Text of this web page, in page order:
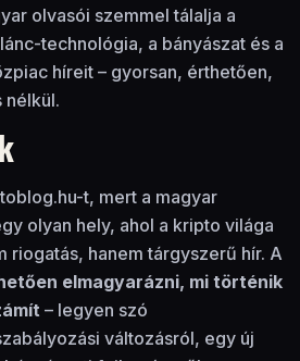
olvasói szemmel tálalja a
technológia, a bányászat és a
híreit – gyorsan, érthetően,
nélkül.
t, mert a magyar
olyan hely, ahol a kripto világa
riogatás, hanem tárgyszerű hír. A
elmagyarázni, mi történik
– legyen szó
változásról, egy új